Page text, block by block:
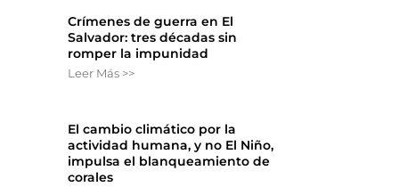
Crímenes de guerra en El
Salvador: tres décadas sin
romper la impunidad
Leer Más >>
El cambio climático por la
actividad humana, y no El Niño,
impulsa el blanqueamiento de
corales